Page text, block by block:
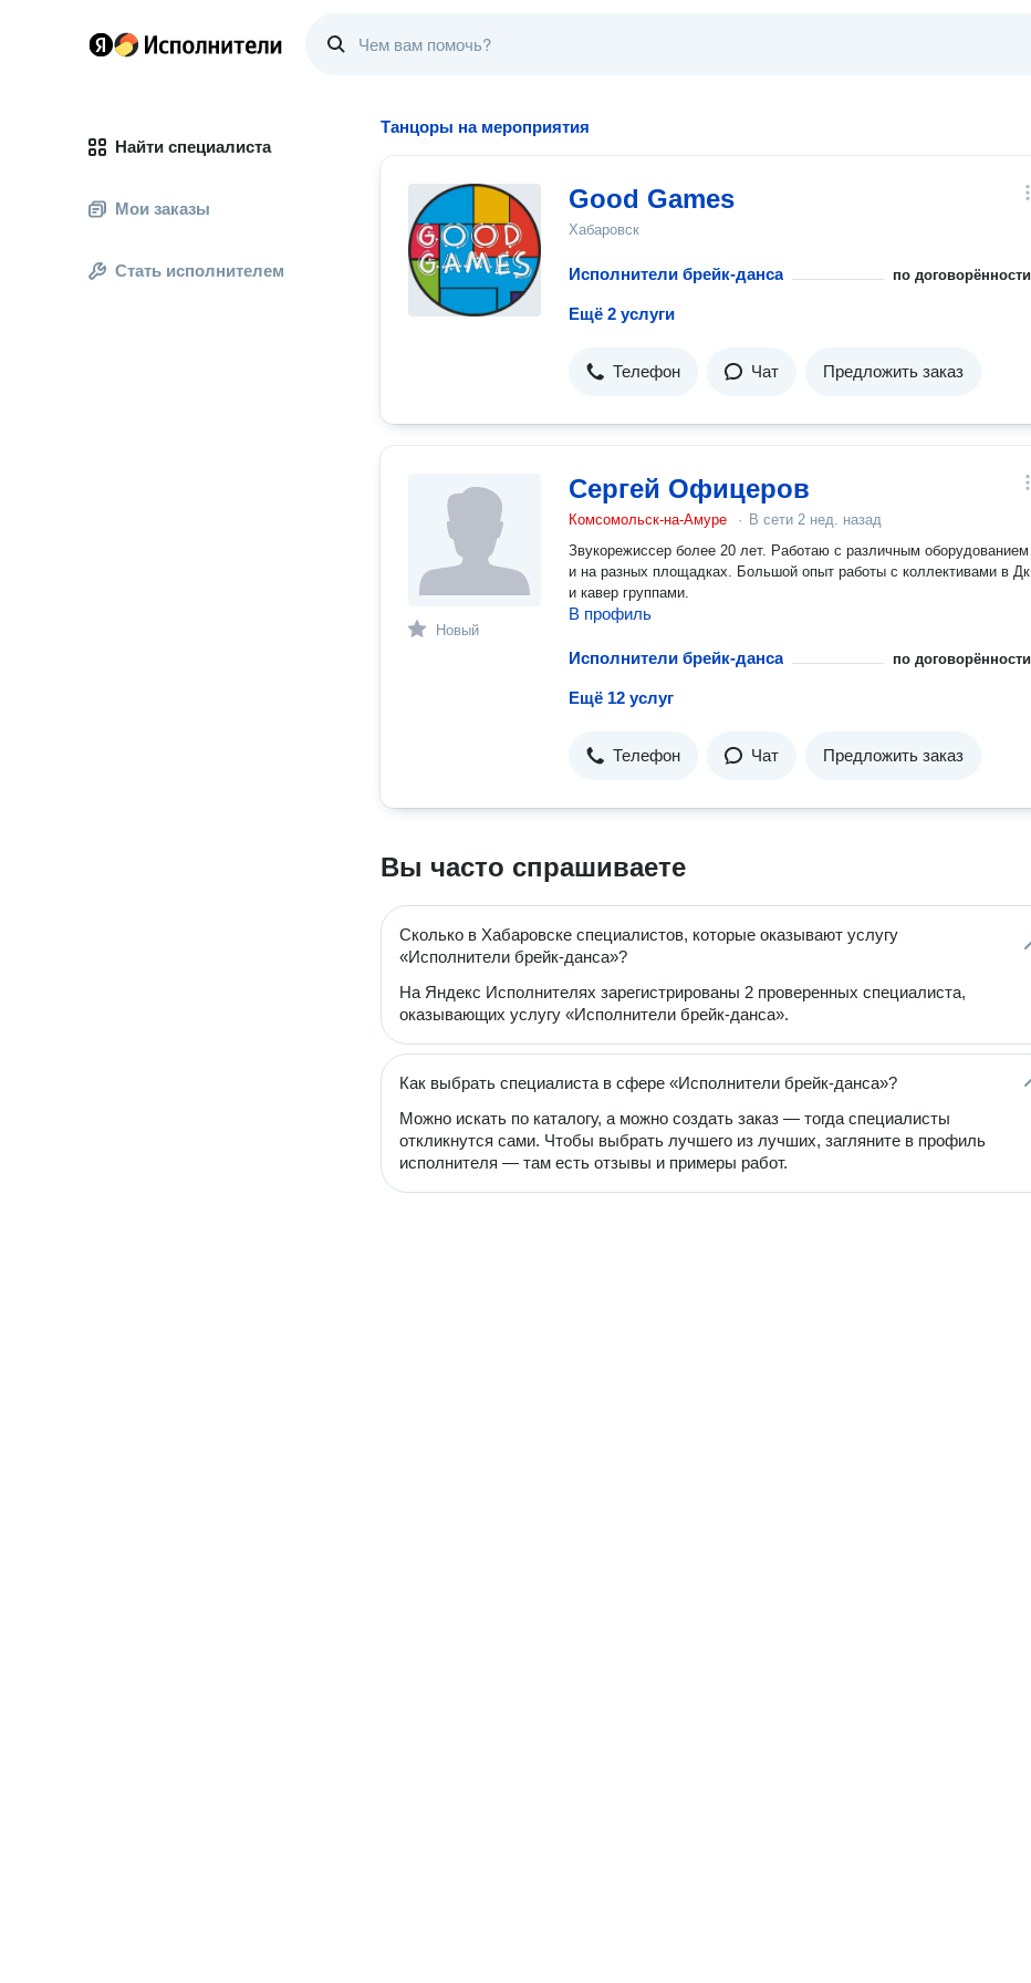
Найти специалиста
Мои заказы
Стать исполнителем
Танцоры на мероприятия
Good Games
Хабаровск
Исполнители брейк-данса по договорённости
Ещё 2 услуги
Телефон Чат Предложить заказ
Новый
Сергей Офицеров
Комсомольск-на-Амуре · В сети 2 нед. назад
Звукорежиссер более 20 лет. Работаю с различным оборудованием
и на разных площадках. Большой опыт работы с коллективами в Дк
и кавер группами.
В профиль
Исполнители брейк-данса по договорённости
Ещё 12 услуг
Телефон Чат Предложить заказ
Вы часто спрашиваете
Сколько в Хабаровске специалистов, которые оказывают услугу
«Исполнители брейк-данса»?
На Яндекс Исполнителях зарегистрированы 2 проверенных специалиста,
оказывающих услугу «Исполнители брейк-данса».
Как выбрать специалиста в сфере «Исполнители брейк-данса»?
Можно искать по каталогу, а можно создать заказ — тогда специалисты
откликнутся сами. Чтобы выбрать лучшего из лучших, загляните в профиль
исполнителя — там есть отзывы и примеры работ.